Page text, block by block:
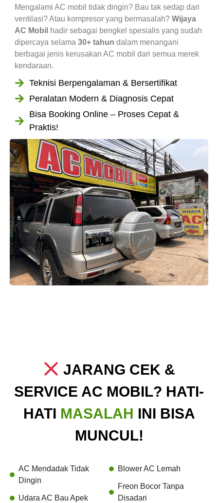
Mengalami AC mobil tidak dingin? Bau tak sedap dari
ventilasi? Atau kompresor yang bermasalah? Wijaya
AC Mobil hadir sebagai bengkel spesialis yang sudah
dipercaya selama 30+ tahun dalam menangani
berbagai jenis kerusakan AC mobil dari semua merek
kendaraan.
Teknisi Berpengalaman & Bersertifikat
Peralatan Modern & Diagnosis Cepat
Bisa Booking Online – Proses Cepat &
Praktis!
JARANG CEK &
SERVICE AC MOBIL? HATI-
HATI MASALAH INI BISA
MUNCUL!
AC Mendadak Tidak
Dingin
Udara AC Bau Apek
Blower AC Lemah
Freon Bocor Tanpa
Disadari